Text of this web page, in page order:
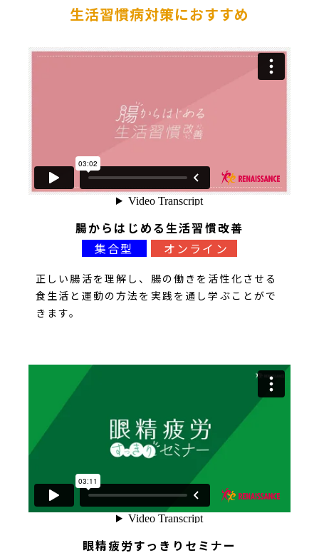
生活習慣病対策におすすめ
腸からはじめる生活習慣改善
集合型
オンライン
正しい腸活を理解し、腸の働きを活性化させる
食生活と運動の方法を実践を通し学ぶことがで
きます。
眼精疲労すっきりセミナー